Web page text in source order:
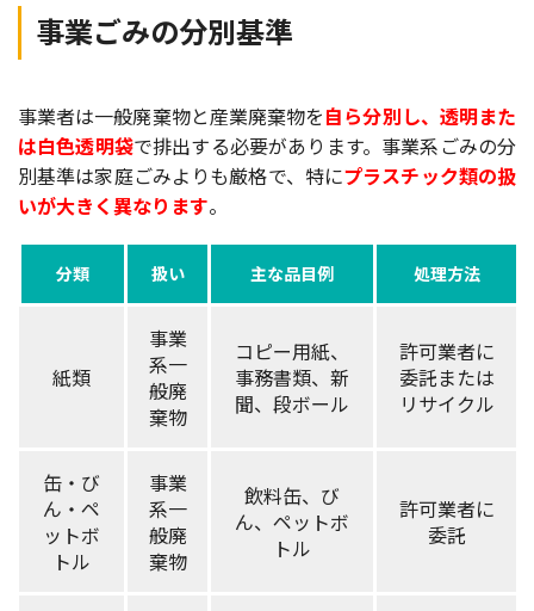
事業ごみの分別基準
事業者は一般廃棄物と産業廃棄物を自ら分別し、透明また
は白色透明袋で排出する必要があります。事業系ごみの分
別基準は家庭ごみよりも厳格で、特にプラスチック類の扱
いが大きく異なります。
分類 扱い 主な品目例 処理方法
紙類
事業
系一
般廃
棄物
コピー用紙、
事務書類、新
聞、段ボール
許可業者に
委託または
リサイクル
缶・び
ん・ペ
ットボ
トル
事業
系一
般廃
棄物
飲料缶、び
ん、ペットボ
トル
許可業者に
委託